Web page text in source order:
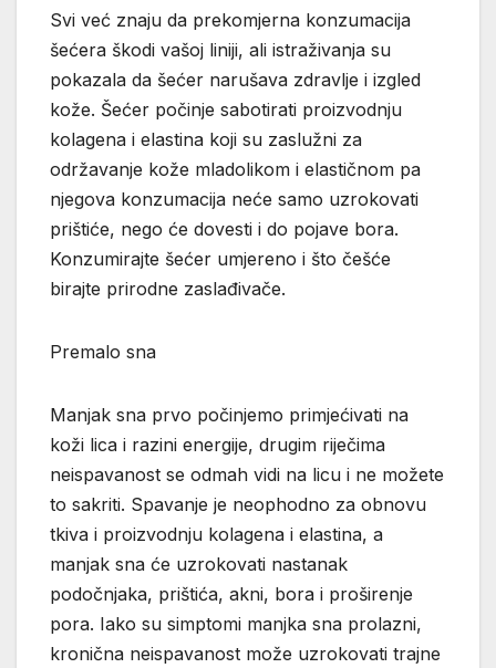
Svi već znaju da prekomjerna konzumacija
šećera škodi vašoj liniji, ali istraživanja su
pokazala da šećer narušava zdravlje i izgled
kože. Šećer počinje sabotirati proizvodnju
kolagena i elastina koji su zaslužni za
održavanje kože mladolikom i elastičnom pa
njegova konzumacija neće samo uzrokovati
prištiće, nego će dovesti i do pojave bora.
Konzumirajte šećer umjereno i što češće
birajte prirodne zaslađivače.
Premalo sna
Manjak sna prvo počinjemo primjećivati na
koži lica i razini energije, drugim riječima
neispavanost se odmah vidi na licu i ne možete
to sakriti. Spavanje je neophodno za obnovu
tkiva i proizvodnju kolagena i elastina, a
manjak sna će uzrokovati nastanak
podočnjaka, prištića, akni, bora i proširenje
pora. Iako su simptomi manjka sna prolazni,
kronična neispavanost može uzrokovati trajne